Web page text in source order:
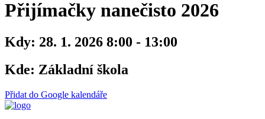
Přijímačky nanečisto 2026
Kdy: 28. 1. 2026 8:00 - 13:00
Kde: Základní škola
Přidat do Google kalendáře